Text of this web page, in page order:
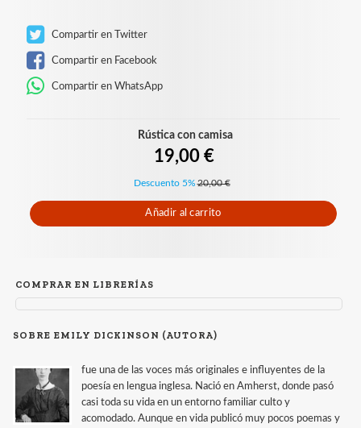
Compartir en Twitter
Compartir en Facebook
Compartir en WhatsApp
Rústica con camisa
19,00 €
Descuento 5% 20,00 €
Añadir al carrito
COMPRAR EN LIBRERÍAS
SOBRE EMILY DICKINSON (AUTORA)
fue una de las voces más originales e influyentes de la
poesía en lengua inglesa. Nació en Amherst, donde pasó
casi toda su vida en un entorno familiar culto y
acomodado. Aunque en vida publicó muy pocos poemas y